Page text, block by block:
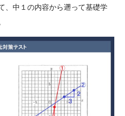
、中１の内容から遡って基礎学